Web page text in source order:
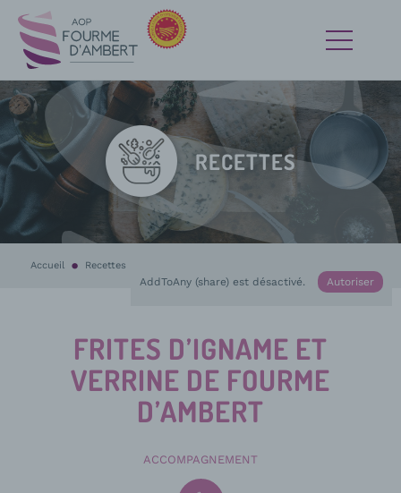
RECETTES
Accueil Recettes
AddToAny (share) est désactivé. Autoriser
FRITES D’IGNAME ET
VERRINE DE FOURME
D’AMBERT
ACCOMPAGNEMENT